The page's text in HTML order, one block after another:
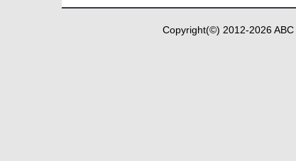
Copyright(©) 2012-2026ABC